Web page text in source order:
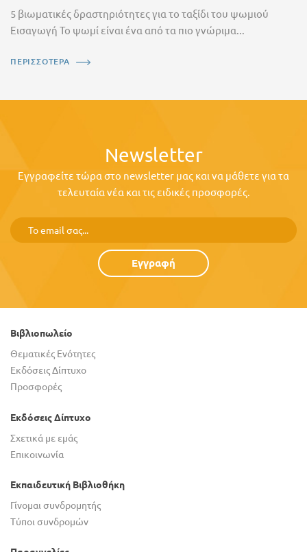
5 βιωματικές δραστηριότητες για το ταξίδι του ψωμιού
Εισαγωγή Το ψωμί είναι ένα από τα πιο γνώριμα...
ΠΕΡΙΣΣΟΤΕΡΑ
Newsletter
Εγγραφείτε τώρα στο newsletter μας και να μάθετε για τα
τελευταία νέα και τις ειδικές προσφορές.
Εγγραφή
Βιβλιοπωλείο
Θεματικές Ενότητες
Εκδόσεις Δίπτυχο
Προσφορές
Εκδόσεις Δίπτυχο
Σχετικά με εμάς
Επικοινωνία
Εκπαιδευτική Βιβλιοθήκη
Γίνομαι συνδρομητής
Τύποι συνδρομών